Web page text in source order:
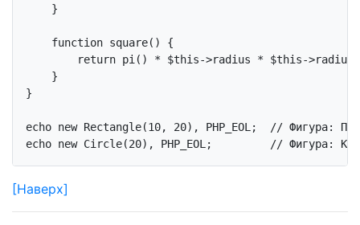
    }
function square()
{
return pi() * $this->radius * $this->radius;
    }
}
echo new Rectangle(10, 20), PHP_EOL;
// Фигура:
echo new Circle(20), PHP_EOL; // Фигура:
[Наверх]